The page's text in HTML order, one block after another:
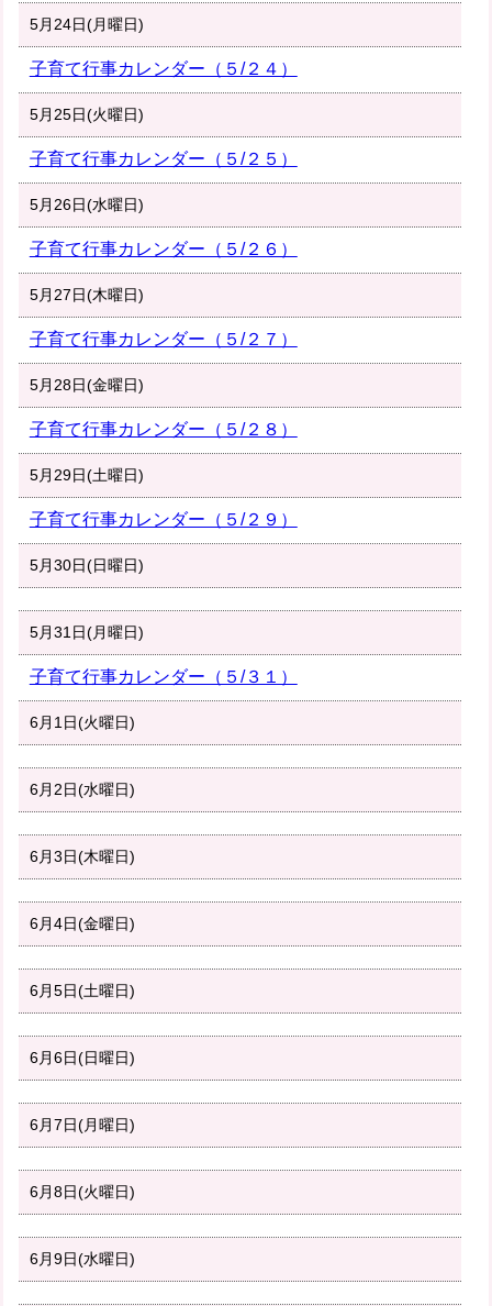
5月24日(月曜日)
子育て行事カレンダー（５/２４）
5月25日(火曜日)
子育て行事カレンダー（５/２５）
5月26日(水曜日)
子育て行事カレンダー（５/２６）
5月27日(木曜日)
子育て行事カレンダー（５/２７）
5月28日(金曜日)
子育て行事カレンダー（５/２８）
5月29日(土曜日)
子育て行事カレンダー（５/２９）
5月30日(日曜日)
5月31日(月曜日)
子育て行事カレンダー（５/３１）
6月1日(火曜日)
6月2日(水曜日)
6月3日(木曜日)
6月4日(金曜日)
6月5日(土曜日)
6月6日(日曜日)
6月7日(月曜日)
6月8日(火曜日)
6月9日(水曜日)